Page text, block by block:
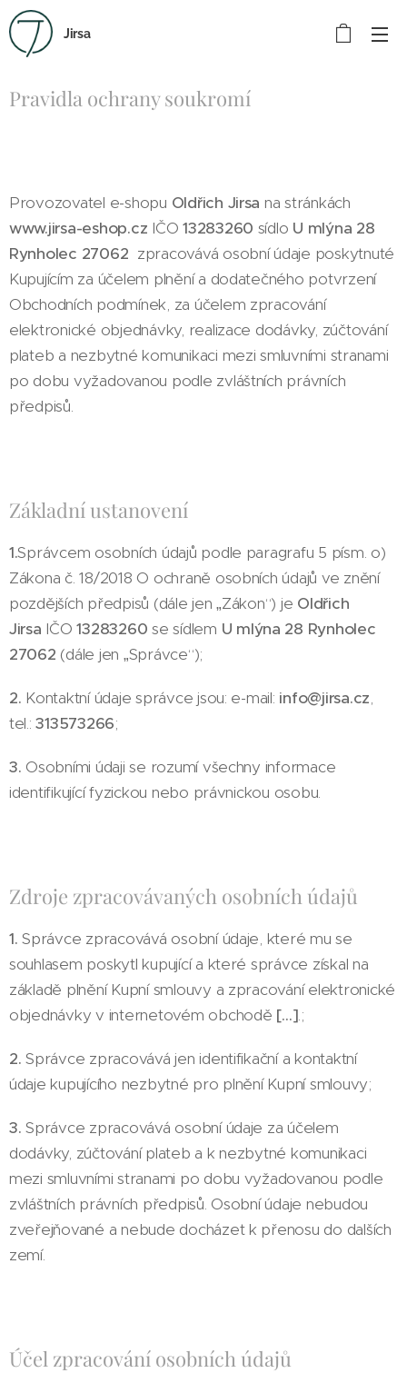
Jirsa
Pravidla ochrany soukromí
Provozovatel e-shopu Oldřich Jirsa na stránkách
www.jirsa-eshop.cz IČO13283260 sídlo U mlýna 28
Rynholec 27062 zpracovává osobní údaje poskytnuté
Kupujícím za účelem plnění a dodatečného potvrzení
Obchodních podmínek, za účelem zpracování
elektronické objednávky, realizace dodávky, zúčtování
plateb a nezbytné komunikaci mezi smluvními stranami
po dobu vyžadovanou podle zvláštních právních
předpisů.
Základní ustanovení
1.Správcem osobních údajů podle paragrafu 5 písm. o)
Zákona č. 18/2018 O ochraně osobních údajů ve znění
pozdějších předpisů (dále jen „Zákon“) je Oldřich
Jirsa IČO13283260 se sídlem U mlýna 28 Rynholec
27062 (dále jen „Správce“);
2. Kontaktní údaje správce jsou: e-mail: info@jirsa.cz,
tel.:313573266;
3. Osobními údaji se rozumí všechny informace
identifikující fyzickou nebo právnickou osobu.
Zdroje zpracovávaných osobních údajů
1.Správce zpracovává osobní údaje, které mu se
souhlasem poskytl kupující a které správce získal na
základě plnění Kupní smlouvy a zpracování elektronické
objednávky v internetovém obchodě […].;
2. Správce zpracovává jen identifikační a kontaktní
údaje kupujícího nezbytné pro plnění Kupní smlouvy;
3.Správce zpracovává osobní údaje za účelem
dodávky, zúčtování plateb a k nezbytné komunikaci
mezi smluvními stranami po dobu vyžadovanou podle
zvláštních právních předpisů. Osobní údaje nebudou
zveřejňované a nebude docházet k přenosu do dalších
zemí.
Účel zpracování osobních údajů